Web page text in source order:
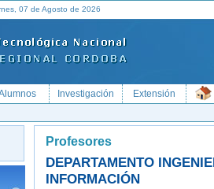
07 de Agosto de 2026
Investigación Extensión
Profesores
DEPARTAMENTO
INFORMACIÓN